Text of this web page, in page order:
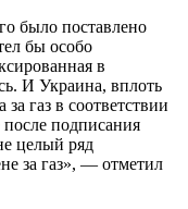
было поставлено
бы особо
в
И Украина, вплоть
газ в соответствии
подписания
целый ряд
за газ», — отметил